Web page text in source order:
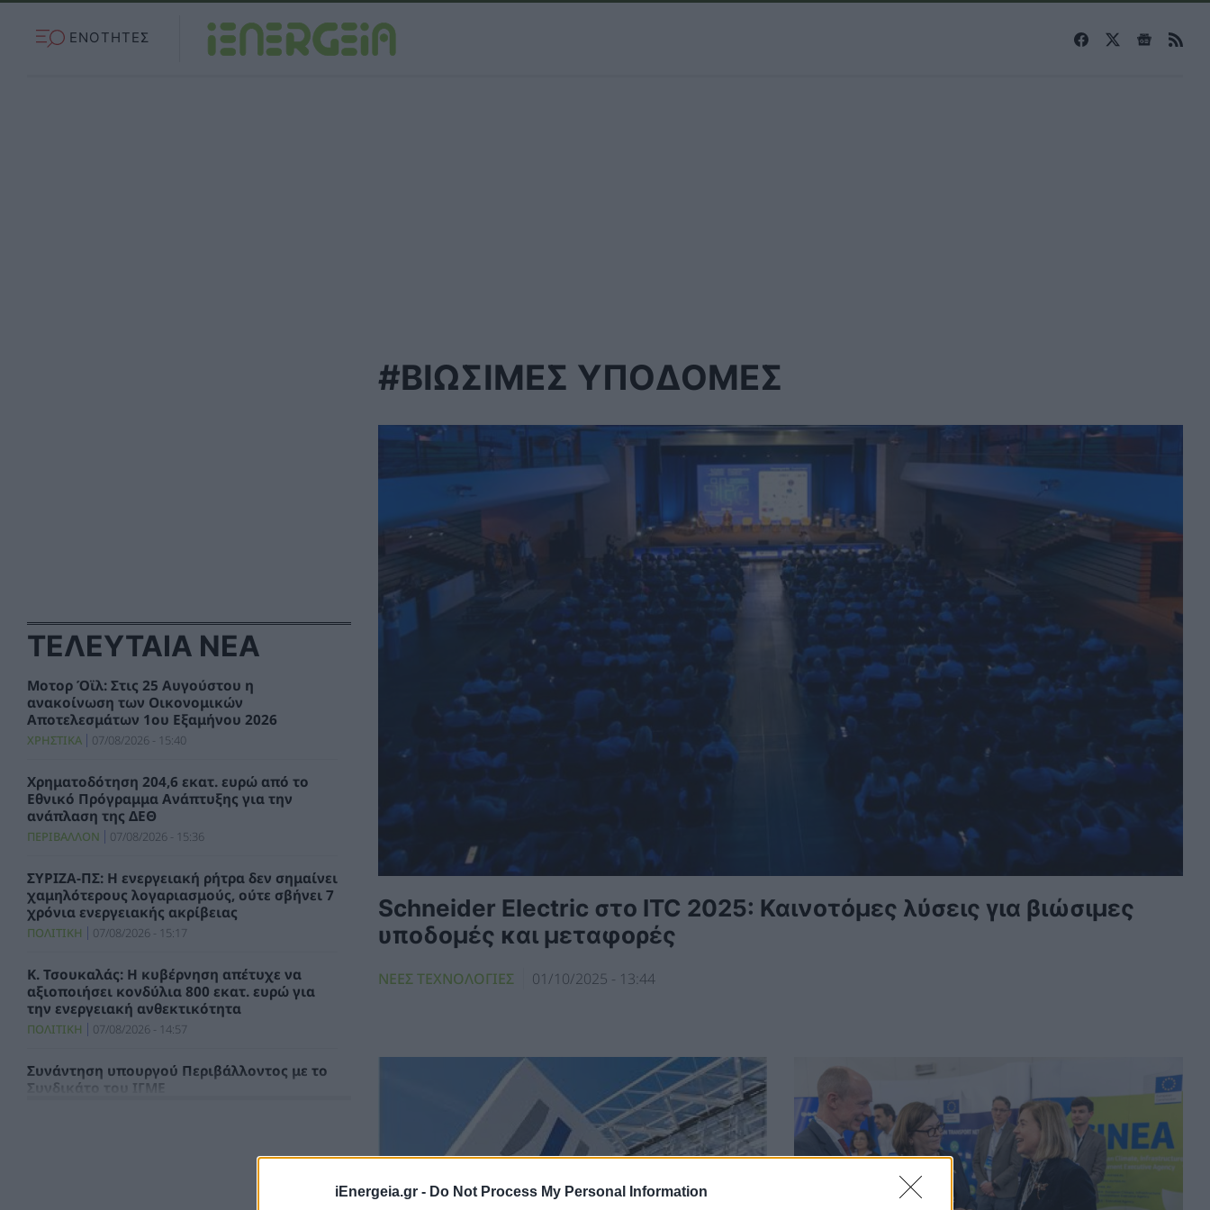
iEnergeia.gr - Do Not Process My Personal Information
ΕΝΟΤΗΤΕΣ
ΤΕΛΕΥΤΑΙΑ ΝΕΑ
Μοτορ Όϊλ: Στις 25 Αυγούστου η
ανακοίνωση των Οικονομικών
Αποτελεσμάτων 1ου Εξαμήνου 2026
ΧΡΗΣΤΙΚΑ 07/08/2026 - 15:40
Χρηματοδότηση 204,6 εκατ. ευρώ από το
Εθνικό Πρόγραμμα Ανάπτυξης για την
ανάπλαση της ΔΕΘ
ΠΕΡΙΒΑΛΛΟΝ 07/08/2026 - 15:36
ΣΥΡΙΖΑ-ΠΣ: Η ενεργειακή ρήτρα δεν σημαίνει
χαμηλότερους λογαριασμούς, ούτε σβήνει 7
χρόνια ενεργειακής ακρίβειας
ΠΟΛΙΤΙΚΗ 07/08/2026 - 15:17
Κ. Τσουκαλάς: Η κυβέρνηση απέτυχε να
αξιοποιήσει κονδύλια 800 εκατ. ευρώ για
την ενεργειακή ανθεκτικότητα
ΠΟΛΙΤΙΚΗ 07/08/2026 - 14:57
Συνάντηση υπουργού Περιβάλλοντος με το
Συνδικάτο του ΙΓΜΕ
#ΒΙΩΣΙΜΕΣ ΥΠΟΔΟΜΕΣ
Schneider Electric στο ITC 2025: Καινοτόμες λύσεις για βιώσιμες
υποδομές και μεταφορές
ΝΕΕΣ ΤΕΧΝΟΛΟΓΙΕΣ 01/10/2025 - 13:44